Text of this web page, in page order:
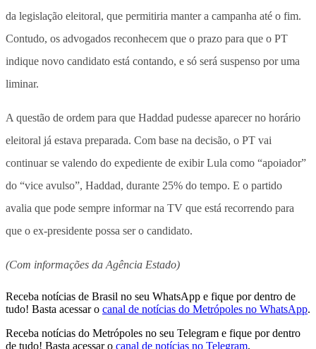
da legislação eleitoral, que permitiria manter a campanha até o fim.
Contudo, os advogados reconhecem que o prazo para que o PT
indique novo candidato está contando, e só será suspenso por uma
liminar.
A questão de ordem para que Haddad pudesse aparecer no horário
eleitoral já estava preparada. Com base na decisão, o PT vai
continuar se valendo do expediente de exibir Lula como “apoiador”
do “vice avulso”, Haddad, durante 25% do tempo. E o partido
avalia que pode sempre informar na TV que está recorrendo para
que o ex-presidente possa ser o candidato.
(Com informações da Agência Estado)
Receba notícias de Brasil no seu WhatsApp e fique por dentro de
tudo! Basta acessar o canal de notícias do Metrópoles no WhatsApp.
Receba notícias do Metrópoles no seu Telegram e fique por dentro
de tudo! Basta acessar o canal de notícias no Telegram.